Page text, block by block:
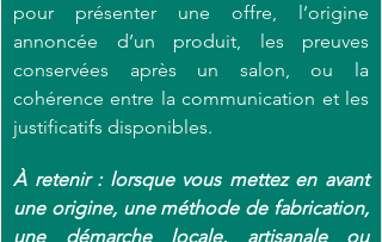
pour présenter une offre, l’origine
annoncée d’un produit, les preuves
conservées après un salon, ou la
cohérence entre la communication et les
justificatifs disponibles.
À retenir : lorsque vous mettez en avant
une origine, une méthode de fabrication,
une démarche locale, artisanale ou